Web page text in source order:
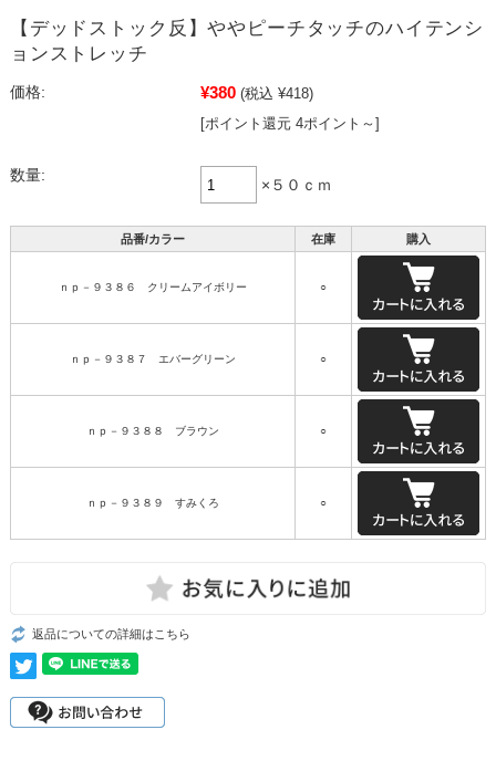
【デッドストック反】ややピーチタッチのハイテンシ
ョンストレッチ
価格: ¥380 (税込 ¥418)
[ポイント還元 4ポイント～]
数量:
×５０ｃｍ
品番/カラー 在庫 購入
ｎｐ－９３８６ クリームアイボリー ○
ｎｐ－９３８７ エバーグリーン ○
ｎｐ－９３８８ ブラウン ○
ｎｐ－９３８９ すみくろ ○
返品についての詳細はこちら